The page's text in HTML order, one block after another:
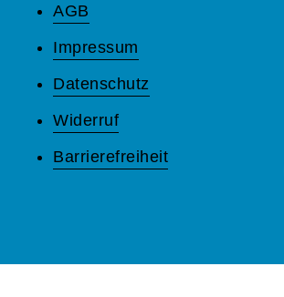
AGB
Impressum
Datenschutz
Widerruf
Barrierefreiheit